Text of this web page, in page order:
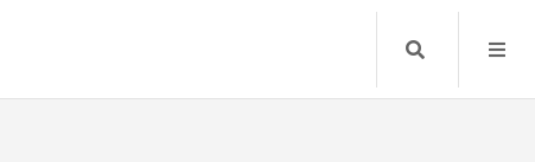
Search